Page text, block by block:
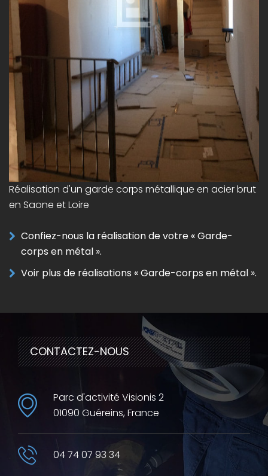
Réalisation d'un garde corps métallique en acier brut
en Saone et Loire
Confiez-nous la réalisation de votre « Garde-
corps en métal ».
Voir plus de réalisations « Garde-corps en métal ».
CONTACTEZ-NOUS
Parc d'activité Visionis 2
01090 Guéreins, France
04 74 07 93 34